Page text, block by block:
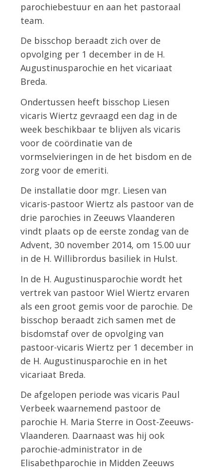
parochiebestuur en aan het pastoraal
team.
De bisschop beraadt zich over de
opvolging per 1 december in de H.
Augustinusparochie en het vicariaat
Breda.
Ondertussen heeft bisschop Liesen
vicaris Wiertz gevraagd een dag in de
week beschikbaar te blijven als vicaris
voor de coördinatie van de
vormselvieringen in de het bisdom en de
zorg voor de emeriti.
De installatie door mgr. Liesen van
vicaris-pastoor Wiertz als pastoor van de
drie parochies in Zeeuws Vlaanderen
vindt plaats op de eerste zondag van de
Advent, 30 november 2014, om 15.00 uur
in de H. Willibrordus basiliek in Hulst.
In de H. Augustinusparochie wordt het
vertrek van pastoor Wiel Wiertz ervaren
als een groot gemis voor de parochie. De
bisschop beraadt zich samen met de
bisdomstaf over de opvolging van
pastoor-vicaris Wiertz per 1 december in
de H. Augustinusparochie en in het
vicariaat Breda.
De afgelopen periode was vicaris Paul
Verbeek waarnemend pastoor de
parochie H. Maria Sterre in Oost-Zeeuws-
Vlaanderen. Daarnaast was hij ook
parochie-administrator in de
Elisabethparochie in Midden Zeeuws